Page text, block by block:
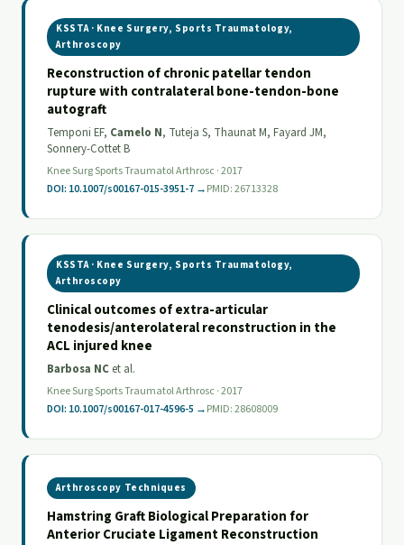
KSSTA · Knee Surgery, Sports Traumatology,
Arthroscopy
Reconstruction of chronic patellar tendon
rupture with contralateral bone-tendon-bone
autograft
Temponi EF, Camelo N, Tuteja S, Thaunat M, Fayard JM,
Sonnery-Cottet B
Knee Surg Sports Traumatol Arthrosc · 2017
DOI: 10.1007/s00167-015-3951-7 →PMID: 26713328
KSSTA · Knee Surgery, Sports Traumatology,
Arthroscopy
Clinical outcomes of extra-articular
tenodesis/anterolateral reconstruction in the
ACL injured knee
Barbosa NC et al.
Knee Surg Sports Traumatol Arthrosc · 2017
DOI: 10.1007/s00167-017-4596-5 →PMID: 28608009
Arthroscopy Techniques
Hamstring Graft Biological Preparation for
Anterior Cruciate Ligament Reconstruction